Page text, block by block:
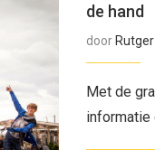
de hand
door Rutger
Met de
informatie